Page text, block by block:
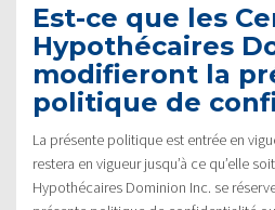
Est-ce que les
Hypothécaires
modifieront la
politique de
La présente politique est entrée en
restera en vigueur jusqu’à ce qu’elle
Hypothécaires Dominion Inc. se